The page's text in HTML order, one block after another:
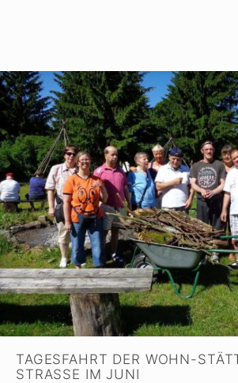
TAGESFAHRT DER WOHN-
STRASSE IM JUNI